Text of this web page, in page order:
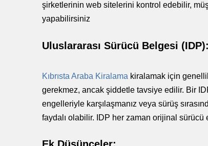
şirketlerinin web sitelerini kontrol edebilir,
yapabilirsiniz
Uluslararası Sürücü Belgesi (IDP):
Kıbrısta Araba Kiralama kiralamak için
gerekmez, ancak şiddetle tavsiye edilir. Bir
engelleriyle karşılaşmanız veya sürüş
faydalı olabilir. IDP her zaman orijinal sürücü